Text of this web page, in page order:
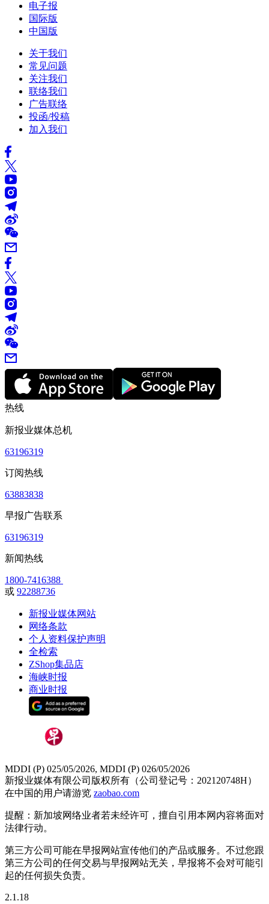
电子报
国际版
中国版
关于我们
常见问题
关注我们
联络我们
广告联络
投函/投稿
加入我们
热线
新报业媒体总机
63196319
订阅热线
63883838
早报广告联系
63196319
新闻热线
1800-7416388
或 92288736
新报业媒体网站
网络条款
个人资料保护声明
全检索
ZShop集品店
海峡时报
商业时报
MDDI (P) 025/05/2026, MDDI (P) 026/05/2026
新报业媒体有限公司版权所有（公司登记号：202120748H）
在中国的用户请游览 zaobao.com
提醒：新加坡网络业者若未经许可，擅自引用本网内容将面对
法律行动。
第三方公司可能在早报网站宣传他们的产品或服务。不过您跟
第三方公司的任何交易与早报网站无关，早报将不会对可能引
起的任何损失负责。
2.1.18